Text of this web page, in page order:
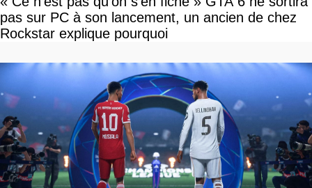
pas sur PC à son lancement, un ancien de chez
Rockstar explique pourquoi